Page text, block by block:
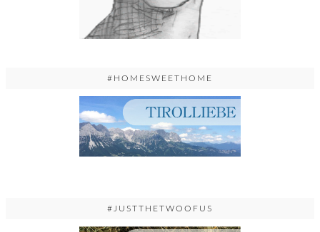
#HOMESWEETHOME
#JUSTTHETWOOFUS